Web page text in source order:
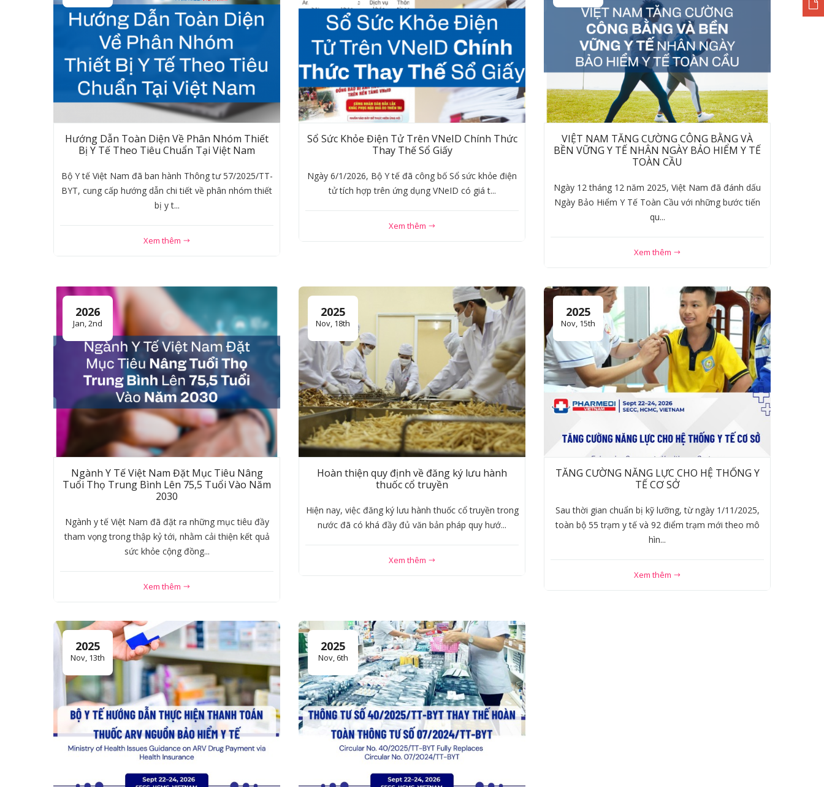
Hướng Dẫn Toàn Diện Về Phân Nhóm Thiết
Bị Y Tế Theo Tiêu Chuẩn Tại Việt Nam
Bộ Y tế Việt Nam đã ban hành Thông tư 57/2025/TT-
BYT, cung cấp hướng dẫn chi tiết về phân nhóm thiết
bị y t...
Xem thêm
Sổ Sức Khỏe Điện Tử Trên VNeID Chính Thức
Thay Thế Sổ Giấy
Ngày 6/1/2026, Bộ Y tế đã công bố Sổ sức khỏe điện
tử tích hợp trên ứng dụng VNeID có giá t...
Xem thêm
VIỆT NAM TĂNG CƯỜNG CÔNG BẰNG VÀ
BỀN VỮNG Y TẾ NHÂN NGÀY BẢO HIỂM Y TẾ
TOÀN CẦU
Ngày 12 tháng 12 năm 2025, Việt Nam đã đánh dấu
Ngày Bảo Hiểm Y Tế Toàn Cầu với những bước tiến
qu...
Xem thêm
2026
Jan, 2nd
Ngành Y Tế Việt Nam Đặt Mục Tiêu Nâng
Tuổi Thọ Trung Bình Lên 75,5 Tuổi Vào Năm
2030
Ngành y tế Việt Nam đã đặt ra những mục tiêu đầy
tham vọng trong thập kỷ tới, nhằm cải thiện kết quả
sức khỏe cộng đồng...
Xem thêm
2025
Nov, 18th
Hoàn thiện quy định về đăng ký lưu hành
thuốc cổ truyền
Hiện nay, việc đăng ký lưu hành thuốc cổ truyền trong
nước đã có khá đầy đủ văn bản pháp quy hướ...
Xem thêm
2025
Nov, 15th
TĂNG CƯỜNG NĂNG LỰC CHO HỆ THỐNG Y
TẾ CƠ SỞ
Sau thời gian chuẩn bị kỹ lưỡng, từ ngày 1/11/2025,
toàn bộ 55 trạm y tế và 92 điểm trạm mới theo mô
hìn...
Xem thêm
2025
Nov, 13th
2025
Nov, 6th